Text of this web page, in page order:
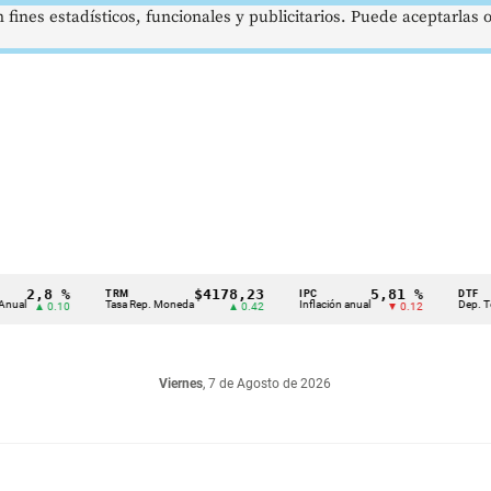
2,8 %
▲ 0.10 Tasa Rep. Moneda
$4178,23
▲ 0.42 Inflación anual
5,81 %
▼ 0.12 Dep.
Viernes, 7 de Agosto de 2026
estadísticos, funcionales y publicitarios. Puede aceptarlas